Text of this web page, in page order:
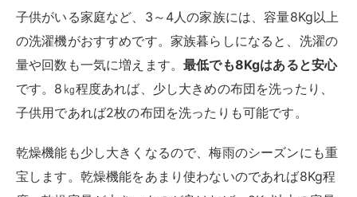
大家族・まとめ洗いが多いなら12㎏
4人以上の家族で使う場合や、家族でまとめ洗いが多い
場合は、容量12Kgの洗濯機を選びましょう。一般的に
洗濯機の最大容量は12Kg
は、迷わず12Kgの洗濯機を選んでくださいね。